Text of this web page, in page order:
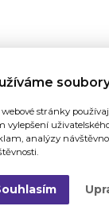
webové stránky
vylepšení
analýzy
vytvořiloGrafické